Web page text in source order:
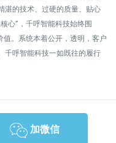
湛的技术、过硬的质量、贴心
心”，千呼智能科技始终围
值。系统本着公开，透明，客户
千呼智能科技一如既往的履行
。保留一切权利。
-7
谨慎！
加微信